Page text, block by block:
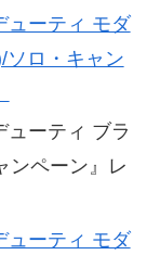
ューティ モダ
ソロ・キャン
ューティ ブラ
ンペーン』レ
ューティ モダ